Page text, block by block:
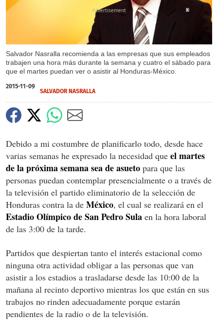
Salvador Nasralla recomienda a las empresas que sus empleados
trabajen una hora más durante la semana y cuatro el sábado para
que el martes puedan ver o asistir al Honduras-México.
X
2015-11-09
SALVADOR NASRALLA
Debido a mi costumbre de planificarlo todo, desde hace
varias semanas he expresado la necesidad que el martes
de la próxima semana sea de asueto para que las
personas puedan contemplar presencialmente o a través de
la televisión el partido eliminatorio de la selección de
Honduras contra la de México, el cual se realizará en el
Estadio Olímpico de San Pedro Sula en la hora laboral
de las 3:00 de la tarde.
Partidos que despiertan tanto el interés estacional como
ninguna otra actividad obligar a las personas que van
asistir a los estadios a trasladarse desde las 10:00 de la
mañana al recinto deportivo mientras los que están en sus
trabajos no rinden adecuadamente porque estarán
pendientes de la radio o de la televisión.